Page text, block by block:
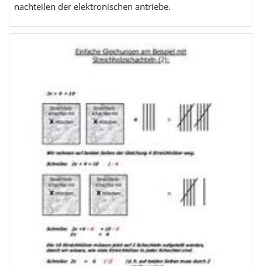
nachteilen der elektronischen antriebe.